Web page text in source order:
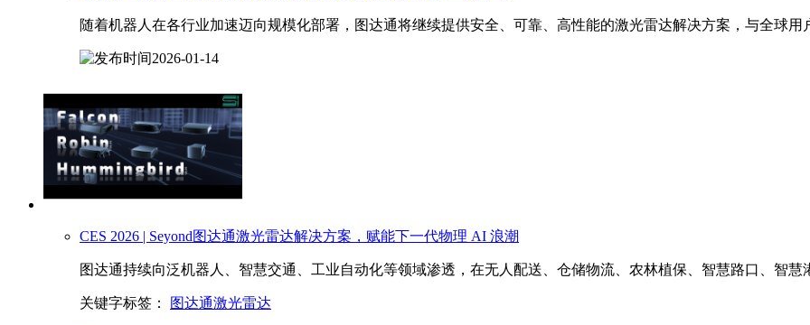
随着机器人在各行业加速迈向规模化部署，图达通将继续提供安全、可靠、高性能的激光雷达解决方案，与全球用
2026-01-14
CES 2026 | Seyond图达通激光雷达解决方案，赋能下一代物理 AI 浪潮
图达通持续向泛机器人、智慧交通、工业自动化等领域渗透，在无人配送、仓储物流、农林植保、智慧路口、智慧
关键字标签： 图达通激光雷达